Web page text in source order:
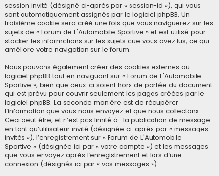
session invité (désigné ci-après par « session-id »), qui vous
sont automatiquement assignés par le logiciel phpBB. Un
troisième cookie sera créé une fois que vous naviguerez sur les
sujets de « Forum de L'Automobile Sportive » et est utilisé pour
stocker les informations sur les sujets que vous avez lus, ce qui
améliore votre navigation sur le forum.
Nous pouvons également créer des cookies externes au
logiciel phpBB tout en naviguant sur « Forum de L'Automobile
Sportive », bien que ceux-ci soient hors de portée du document
qui est prévu pour couvrir seulement les pages créées par le
logiciel phpBB. La seconde manière est de récupérer
l’information que vous nous envoyez et que nous collectons.
Ceci peut être, et n’est pas limité à : la publication de message
en tant qu’utilisateur invité (désignée ci-après par « messages
invités »), l’enregistrement sur « Forum de L'Automobile
Sportive » (désignée ici par « votre compte ») et les messages
que vous envoyez après l’enregistrement et lors d’une
connexion (désignés ici par « vos messages »).